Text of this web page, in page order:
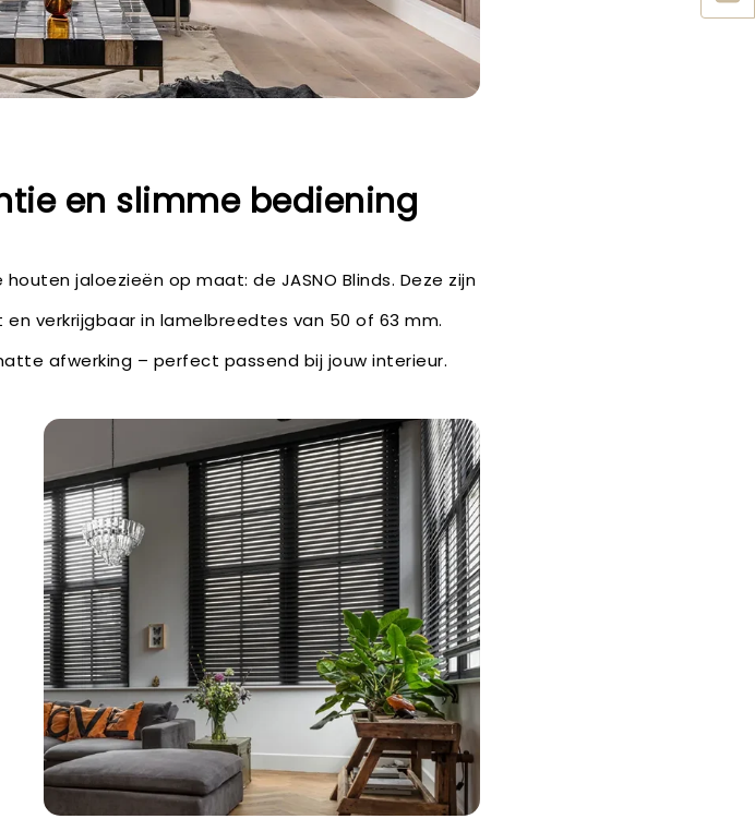
en slimme bediening
jaloezieën op maat: de JASNO Blinds. Deze zijn
verkrijgbaar in lamelbreedtes van 50 of 63 mm.
afwerking – perfect passend bij jouw interieur.